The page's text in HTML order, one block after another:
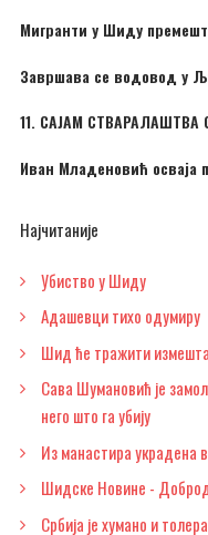
Мигранти у Шиду
Завршава се водовод у
11. САЈАМ
Иван Младеновић
Најчитаније
Убиство у Шиду
Адашевци тихо одумиру
Шид ће тражити
Сава Шумановић је
него што га убију
Из манастира украдена
Шидске Новине -
Србија је хумано и